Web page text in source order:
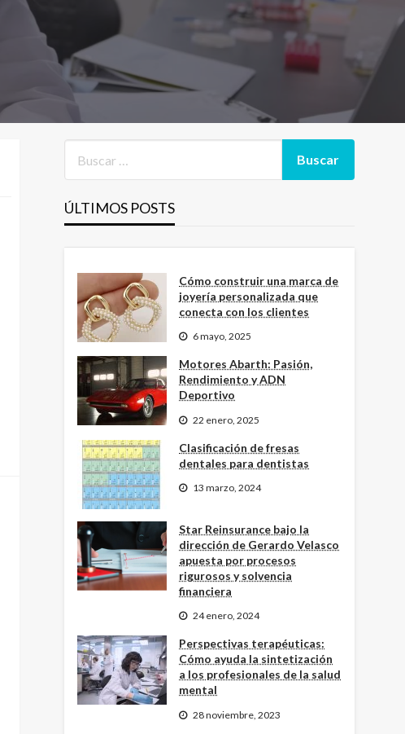
ÚLTIMOS POSTS
Cómo construir una marca de
joyería personalizada que
conecta con los clientes
6 mayo, 2025
Motores Abarth: Pasión,
Rendimiento y ADN
Deportivo
22 enero, 2025
Clasificación de fresas
dentales para dentistas
13 marzo, 2024
Star Reinsurance bajo la
dirección de Gerardo Velasco
apuesta por procesos
rigurosos y solvencia
financiera
24 enero, 2024
Perspectivas terapéuticas:
Cómo ayuda la sintetización
a los profesionales de la salud
mental
28 noviembre, 2023